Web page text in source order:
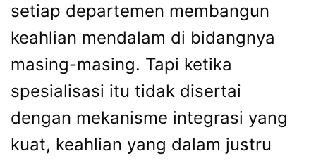
setiap departemen membangun
keahlian mendalam di bidangnya
masing-masing. Tapi ketika
spesialisasi itu tidak disertai
dengan mekanisme integrasi yang
kuat, keahlian yang dalam justru